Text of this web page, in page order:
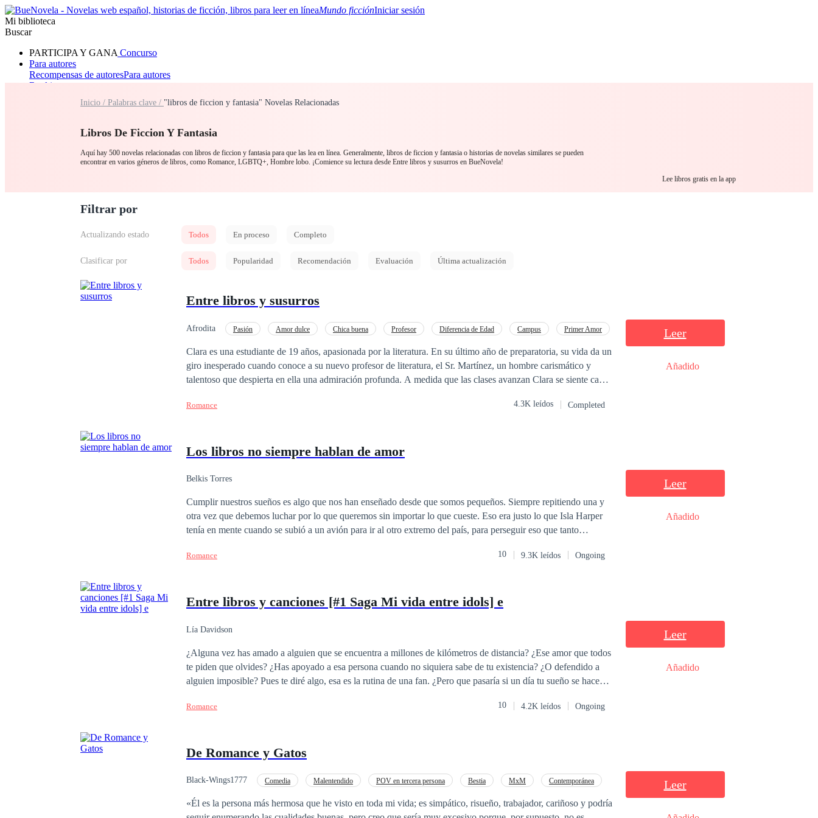
Mundo ficciónIniciar sesión
Mi biblioteca
Buscar
PARTICIPA Y GANA Concurso
Para autores
Recompensas de autoresPara autores
Ranking
RomanceHombre loboMafia SistemaFantasía
Inicio / Palabras clave / "libros de ficcion y fantasia" Novelas Relacionadas
Libros De Ficcion Y Fantasia
Aquí hay 500 novelas relacionadas con libros de ficcion y fantasia para que las lea en línea. Generalmente, libros de ficcion y fantasia o historias de novelas similares se pueden
encontrar en varios géneros de libros, como Romance, LGBTQ+, Hombre lobo. ¡Comience su lectura desde Entre libros y susurros en BueNovela!
Lee libros gratis en la app
Filtrar por
Actualizando estado Todos En proceso Completo
Clasificar por Todos Popularidad Recomendación Evaluación Última actualización
Entre libros y susurros
Afrodita Pasión Amor dulce Chica buena Profesor Diferencia de Edad Campus Primer Amor
Clara es una estudiante de 19 años, apasionada por la literatura. En su último año de preparatoria, su vida da un
giro inesperado cuando conoce a su nuevo profesor de literatura, el Sr. Martínez, un hombre carismático y
talentoso que despierta en ella una admiración profunda. A medida que las clases avanzan Clara se siente cada
Romance 4.3K leídos Completed
Leer
Añadido
Los libros no siempre hablan de amor
Belkis Torres
Cumplir nuestros sueños es algo que nos han enseñado desde que somos pequeños. Siempre repitiendo una y
otra vez que debemos luchar por lo que queremos sin importar lo que cueste. Eso era justo lo que Isla Harper
tenía en mente cuando se subió a un avión para ir al otro extremo del país, para perseguir eso que tanto
vendrían muchas cosas más, nuevas amistades, nuevos gustos, pero sobre todo, algo sobre lo que solamente
Romance 10 9.3K leídos Ongoing
Leer
Añadido
Entre libros y canciones [#1 Saga Mi vida entre idols] e
Lía Davidson
¿Alguna vez has amado a alguien que se encuentra a millones de kilómetros de distancia? ¿Ese amor que todos
te piden que olvides? ¿Has apoyado a esa persona cuando no siquiera sabe de tu existencia? ¿O defendido a
alguien imposible? Pues te diré algo, esa es la rutina de una fan. ¿Pero que pasaría si un día tu sueño se hace
mejor renunciar a todo.
Romance 10 4.2K leídos Ongoing
Leer
Añadido
De Romance y Gatos
Black-Wings1777 Comedia Malentendido POV en tercera persona Bestia MxM
Contemporánea
«Él es la persona más hermosa que he visto en toda mi vida; es simpático, risueño, trabajador, cariñoso y podría
Leer